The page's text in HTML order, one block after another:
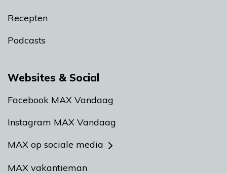
Recepten
Podcasts
Websites & Social
Facebook MAX Vandaag
Instagram MAX Vandaag
MAX op sociale media
MAX vakantieman